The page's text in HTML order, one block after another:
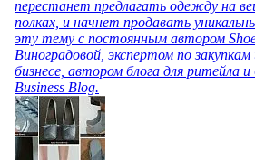
перестанет предлагать одежду на
полках, и начнет продавать
эту тему с постоянным автором
Виноградовой, экспертом по
бизнесе, автором блога для ритейла
Business Blog.